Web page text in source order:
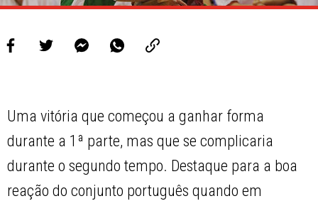
Uma vitória que começou a ganhar forma
durante a 1ª parte, mas que se complicaria
durante o segundo tempo. Destaque para a boa
reação do conjunto português quando em